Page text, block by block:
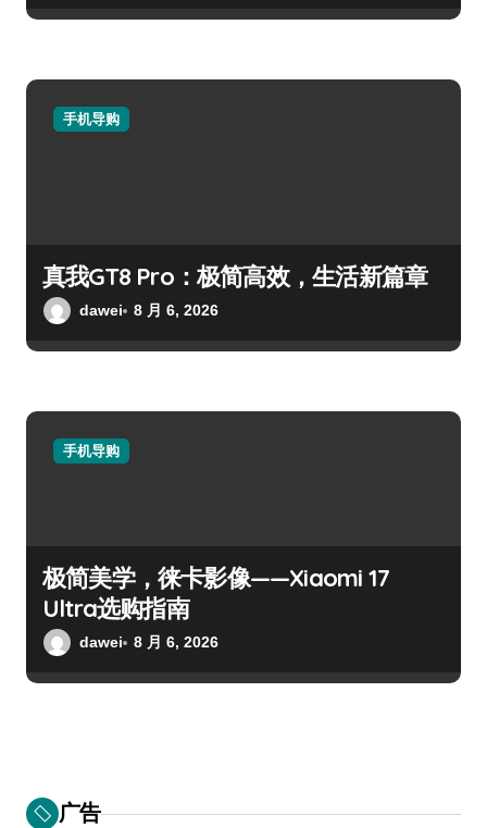
手机导购
真我GT8 Pro：极简高效，生活新篇章
dawei 8 月 6, 2026
手机导购
极简美学，徕卡影像——Xiaomi 17
Ultra选购指南
dawei 8 月 6, 2026
广告